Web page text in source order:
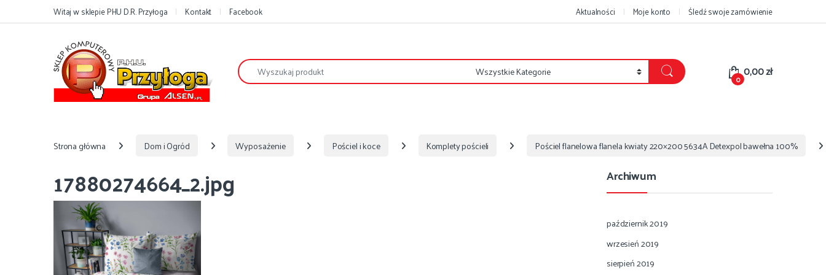
Przejdź do nawigacji
Przejdź do treściWitaj w sklepie PHU D.R. Przyłoga Kontakt Facebook Aktualności Moje konto Śledź swoje zamówienie
Szukaj:
0 0,00zł
Strona główna Dom i Ogród Wyposażenie Pościel i koce Komplety pościeli Pościel flanelowa flanela kwiaty 220×200 5634A Detexpol bawełna 100%
17880274664_2.jpg Archiwum
październik 2019
wrzesień 2019
sierpień 2019